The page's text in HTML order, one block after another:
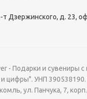
т Дзержинского, д. 23,
- Подарки и сувениры с
цифры". УНП 390538190.
ул. Панчука, 7,